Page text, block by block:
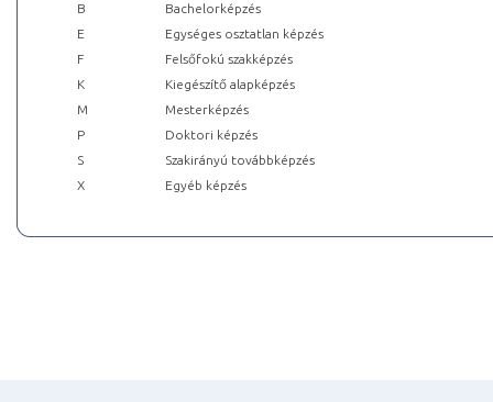
B
Bachelorképzés
E
Egységes osztatlan képzés
F
Felsőfokú szakképzés
K
Kiegészítő alapképzés
M
Mesterképzés
P
Doktori képzés
S
Szakirányú továbbképzés
X
Egyéb képzés